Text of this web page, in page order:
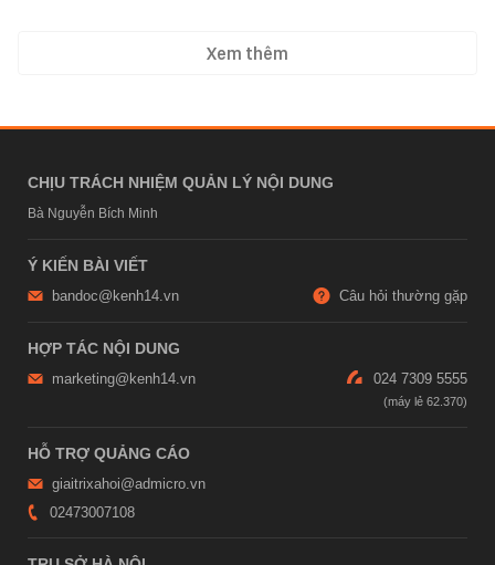
Xem thêm
CHỊU TRÁCH NHIỆM QUẢN LÝ NỘI DUNG
Bà Nguyễn Bích Minh
Ý KIẾN BÀI VIẾT
bandoc@kenh14.vn Câu hỏi thường gặp
HỢP TÁC NỘI DUNG
marketing@kenh14.vn 024 7309 5555
HỖ TRỢ QUẢNG CÁO
giaitrixahoi@admicro.vn
02473007108